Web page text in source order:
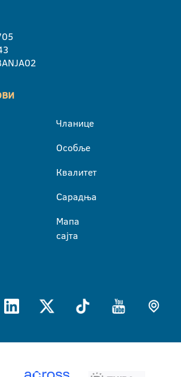
Чланице
Особље
Квалитет
Сарадња
Мапа
сајта